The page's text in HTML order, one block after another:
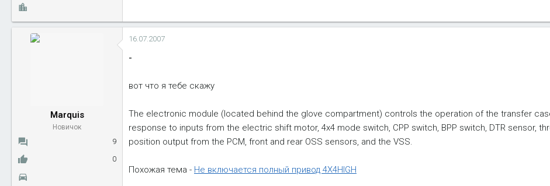
Marquis
Новичок
9
0
16.07.2007
-
вот что я тебе скажу
The electronic module (located behind the glove compartment) controls the operation of the transfer
response to inputs from the electric shift motor, 4x4 mode switch, CPP switch, BPP switch, DTR sensor,
position output from the PCM, front and rear OSS sensors, and the VSS.
Похожая тема - Не включается полный привод 4X4HIGH